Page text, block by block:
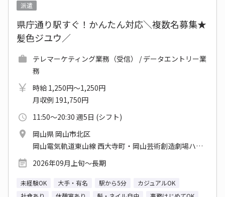
派遣
県庁通り駅すぐ！かんたん対応＼複数名募集★
髪色ジユウ／
テレマーケティング業務（受信） / データエントリー業
務
時給 1,250円～1,250円
月収例 191,750円
11:50～20:30 週5日 (シフト)
岡山県 岡山市北区
岡山電気軌道東山線 西大寺町・岡山芸術創造劇場ハレノワ前駅 他
2026年09月上旬～長期
未経験OK 大手・有名 駅から5分
カジュアルOK